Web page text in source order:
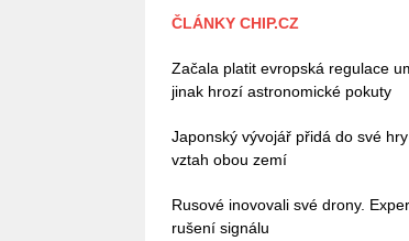
ČLÁNKY CHIP.CZ
Začala platit evropská regulace
jinak hrozí astronomické pokuty
Japonský vývojář přidá do své
vztah obou zemí
Rusové inovovali své drony.
rušení signálu